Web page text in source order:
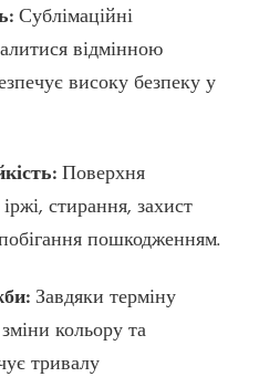
Сублімаційні
відмінною
високу безпеку у
Поверхня
стирання, захист
пошкодженням.
Завдяки терміну
кольору та
тривалу